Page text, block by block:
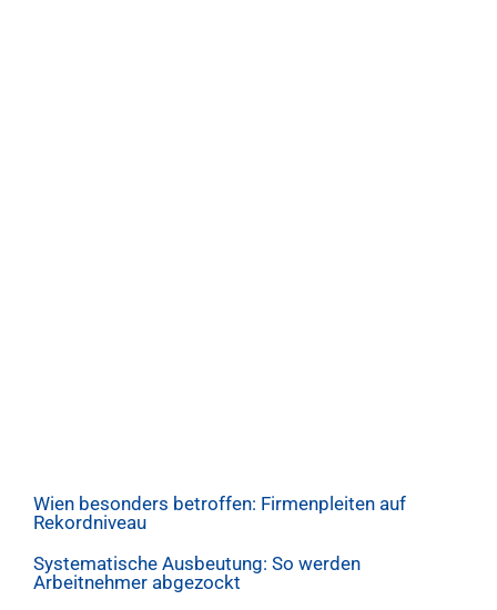
Wien besonders betroffen: Firmenpleiten auf
Rekordniveau
Systematische Ausbeutung: So werden
Arbeitnehmer abgezockt